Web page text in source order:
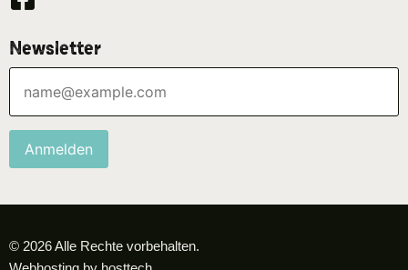
Newsletter
Anmelden
© 2026 Alle Rechte vorbehalten.